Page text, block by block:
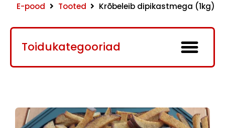
E-pood Tooted Krõbeleib dipikastmega (1kg)
Toidukategooriad